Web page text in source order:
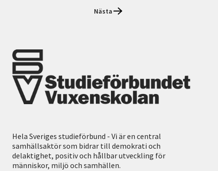
Nästa
Hela Sveriges studieförbund - Vi är en central
samhällsaktör som bidrar till demokrati och
delaktighet, positiv och hållbar utveckling för
människor, miljö och samhällen.